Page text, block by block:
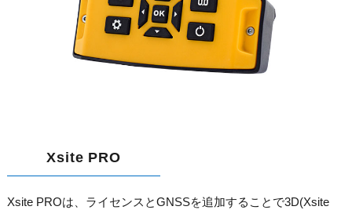
Xsite PRO
Xsite PROは、ライセンスとGNSSを追加することで3D(Xsite